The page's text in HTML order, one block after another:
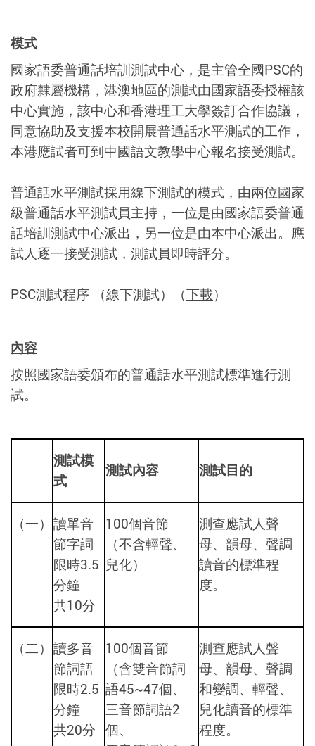
模式
國家語委普通話培訓測試中心，是主管全國PSC的
政府隸屬機構，港澳地區的測試由國家語委授權該
中心實施，該中心和香港理工大學簽訂合作協議，
同意協助及支援本校開展普通話水平測試的工作，
本港應試者可到中國語文教學中心報名接受測試。
普通話水平測試採用線下測試的模式，由兩位國家
級普通話水平測試員主持，一位是由國家語委普通
話培訓測試中心派出，另一位是由本中心派出。應
試人逐一接受測試，測試員即時評分。
PSC測試程序 （線下測試）（下載）
內容
按照國家語委頒布的普通話水平測試標準進行測
試。
測試模
式
測試內容 測試目的
（一） 讀單音
節字詞
限時3.5
分鐘
共10分
100個音節
（不含輕聲、
兒化）
測查應試人聲
母、韻母、聲調
讀音的標準程
度。
（二） 讀多音
節詞語
限時2.5
分鐘
共20分
100個音節
（含雙音節詞
語45~47個、
三音節詞語2
個、
測查應試人聲
母、韻母、聲調
和變調、輕聲、
兒化讀音的標準
程度。